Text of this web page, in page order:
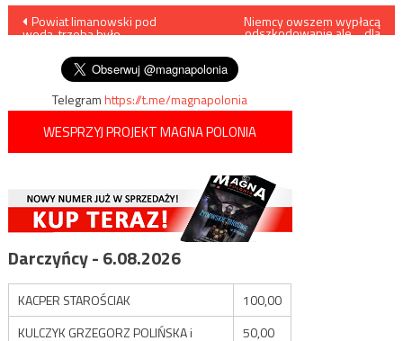
Nawigacja
wpisu
Powiat limanowski pod
wodą, trzeba było
Niemcy owszem wypłacą
odszkodowanie ale… dla
Telegramhttps://t.me/magnapolonia
WESPRZYJ PROJEKT MAGNA POLONIA
Darczyńcy - 6.08.2026
KACPER STAROŚCIAK
100,00
KULCZYK GRZEGORZ POLIŃSKA i
50,00